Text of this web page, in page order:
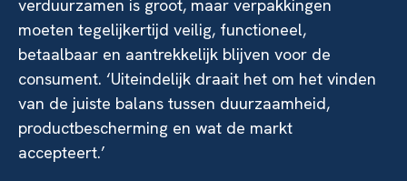
verduurzamen is groot, maar verpakkingen
moeten tegelijkertijd veilig, functioneel,
betaalbaar en aantrekkelijk blijven voor de
consument. ‘Uiteindelijk draait het om het vinden
van de juiste balans tussen duurzaamheid,
productbescherming en wat de markt
accepteert.’